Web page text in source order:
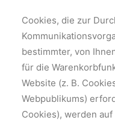
Cookies, die zur
bestimmter, von
für die
Website (z. B.
Webpublikums)
Cookies), werden